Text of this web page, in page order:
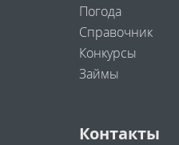
Погода
Справочник
Конкурсы
Займы
Контакты